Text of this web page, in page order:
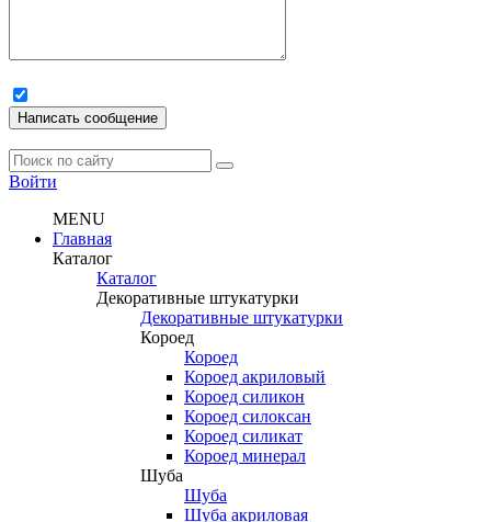
Написать сообщение
Войти
MENU
Главная
Каталог
Каталог
Декоративные штукатурки
Декоративные штукатурки
Короед
Короед
Короед акриловый
Короед силикон
Короед силоксан
Короед силикат
Короед минерал
Шуба
Шуба
Шуба акриловая